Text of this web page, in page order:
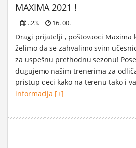
MAXIMA 2021 !
..23. 16. 00.
Dragi prijatelji , poštovaoci Maxima
želimo da se zahvalimo svim
za uspešnu prethodnu sezonu!
dugujemo našim trenerima za
pristup deci kako na terenu tako i
informacija [+]